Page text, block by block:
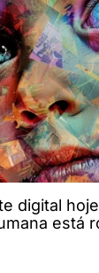
digital
está